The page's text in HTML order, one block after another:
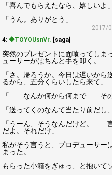
「喜んでもらえたなら、嬉しいよ」
「うん。ありがとう」
2017/
4: ◆TOYOUsnVr. [saga]
突然のプレゼントに面喰ってしま
ューサーがぱちんと手を叩く。
「さ。帰ろうか。今日は遅いか
るから、五分くらいしたら来て」
「……なんか何から何まで……その
「送ってくのなんて当たり前だし
「うーん、そうなんだけど。……
だよ。それだけ」
私がそう言うと、プロデューサー
まった。
もらった小箱をぎゅっ、と抱いて